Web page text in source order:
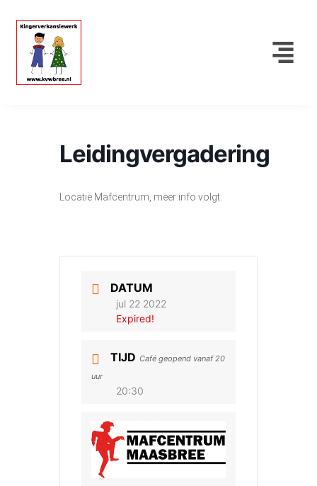
Leidingvergadering
Locatie Mafcentrum, meer info volgt.
DATUM
jul 22 2022
Expired!
TIJD Café geopend vanaf 20
uur
20:30